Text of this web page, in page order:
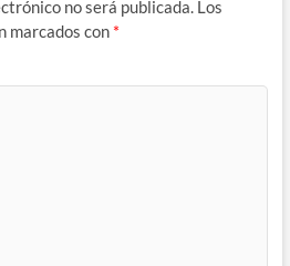
no será publicada. Los
marcados con *